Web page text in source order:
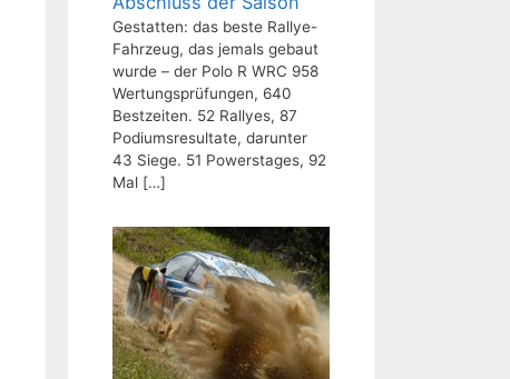
Gestatten: das beste Rallye-
Fahrzeug, das jemals gebaut
wurde – der Polo R WRC 958
Wertungsprüfungen, 640
Bestzeiten. 52 Rallyes, 87
Podiumsresultate, darunter
43 Siege. 51 Powerstages, 92
Mal […]